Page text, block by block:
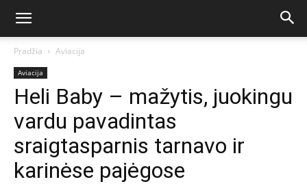
Pradžia Aviacija
Aviacija
Heli Baby – mažytis, juokingu
vardu pavadintas
sraigtasparnis tarnavo ir
karinėse pajėgose